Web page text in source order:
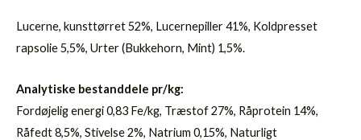
Lucerne, kunsttørret 52%, Lucernepiller 41%, Koldpresset
rapsolie 5,5%, Urter (Bukkehorn, Mint) 1,5%.
Analytiske bestanddele pr/kg:
Fordøjelig energi 0,83 Fe/kg, Træstof 27%, Råprotein 14%,
Råfedt 8,5%, Stivelse 2%, Natrium 0,15%, Naturligt